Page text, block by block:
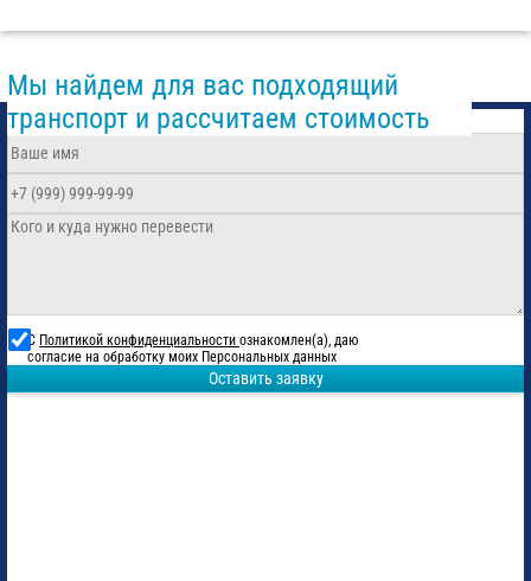
Мы найдем для вас подходящий
транспорт и рассчитаем стоимость
С Политикой конфиденциальности ознакомлен(а), даю
согласие на обработку моих Персональных данных
Оставить заявку